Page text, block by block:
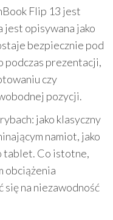
Flip 13 jest
jest opisywana jako
bezpiecznie pod
podczas prezentacji,
czy
pozycji.
jako klasyczny
namiot, jako
tablet. Co istotne,
obciążenia
się na niezawodność